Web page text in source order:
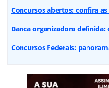
Concursos abertos: confira
Banca organizadora definida:
Concursos Federais: